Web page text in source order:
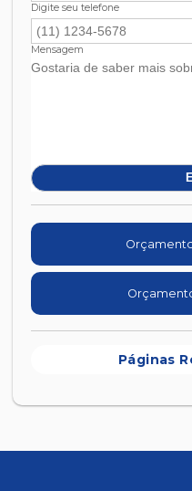
Digite seu telefone
Mensagem
Páginas